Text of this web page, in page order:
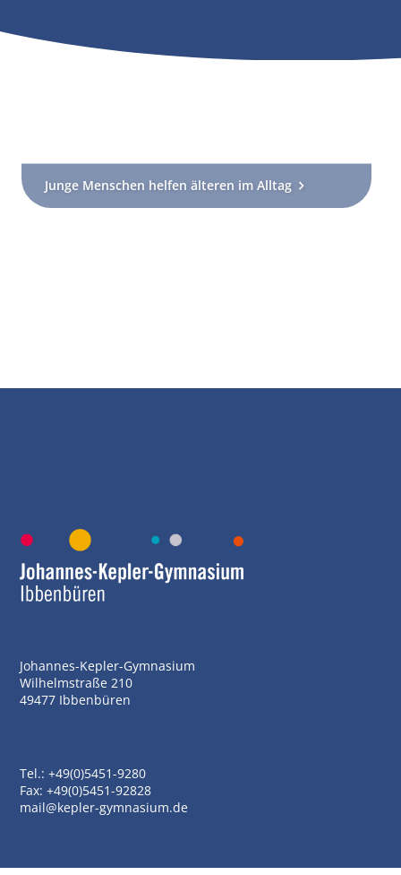
Junge Menschen helfen älteren im Alltag
Johannes-Kepler-Gymnasium
Wilhelmstraße 210
49477 Ibbenbüren
Tel.: +49(0)5451-9280
Fax: +49(0)5451-92828
mail@kepler-gymnasium.de